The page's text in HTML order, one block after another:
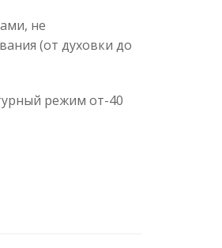
не
(от духовки до
режим от-40